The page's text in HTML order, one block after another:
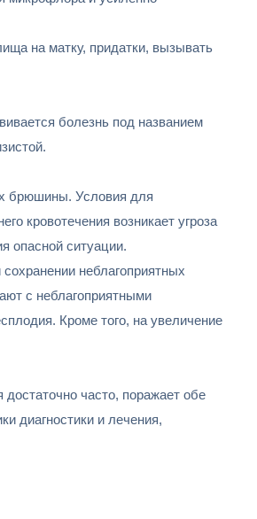
на матку, придатки, вызывать
болезнь под названием
брюшины. Условия для
кровотечения возникает угроза
опасной ситуации.
неблагоприятных
с неблагоприятными
Кроме того, на увеличение
часто, поражает обе
диагностики и лечения,